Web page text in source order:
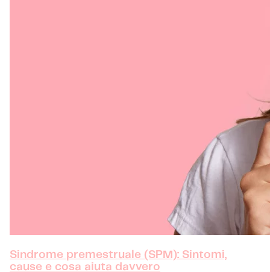
Sindrome premestruale (SPM): Sintomi,
cause e cosa aiuta davvero